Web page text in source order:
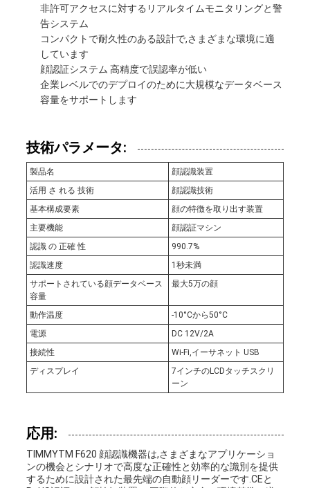
非許可アクセスに対するリアルタイムモニタリングと警
告システム
コンパクトで耐久性のある設計で,さまざまな環境に適
しています
顔認証システム 高精度で誤認率が低い
企業レベルでのデプロイのために大規模なデータベース
容量をサポートします
技術パラメータ:
製品名
顔認識装置
活用 さ れる 技術
顔認識技術
基本構成要素
顔の特徴を取り出す装置
主要機能
顔認証マシン
認識 の 正確 性
990.7%
認識速度
1秒未満
サポートされている顔データベース
容量
最大5万の顔
動作温度
-10°Cから50°C
電源
DC 12V/2A
接続性
Wi-Fi,イーサネット USB
ディスプレイ
7インチのLCDタッチスクリ
ーン
応用:
TIMMYTM F620 顔認識機器は,さまざまなアプリケーショ
ンの機会とシナリオで高度な正確性と効率的な識別を提供
するために設計された最先端の自動顔リーダーです.CEと